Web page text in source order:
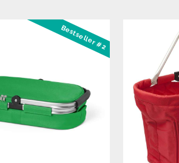
Bestseller #2